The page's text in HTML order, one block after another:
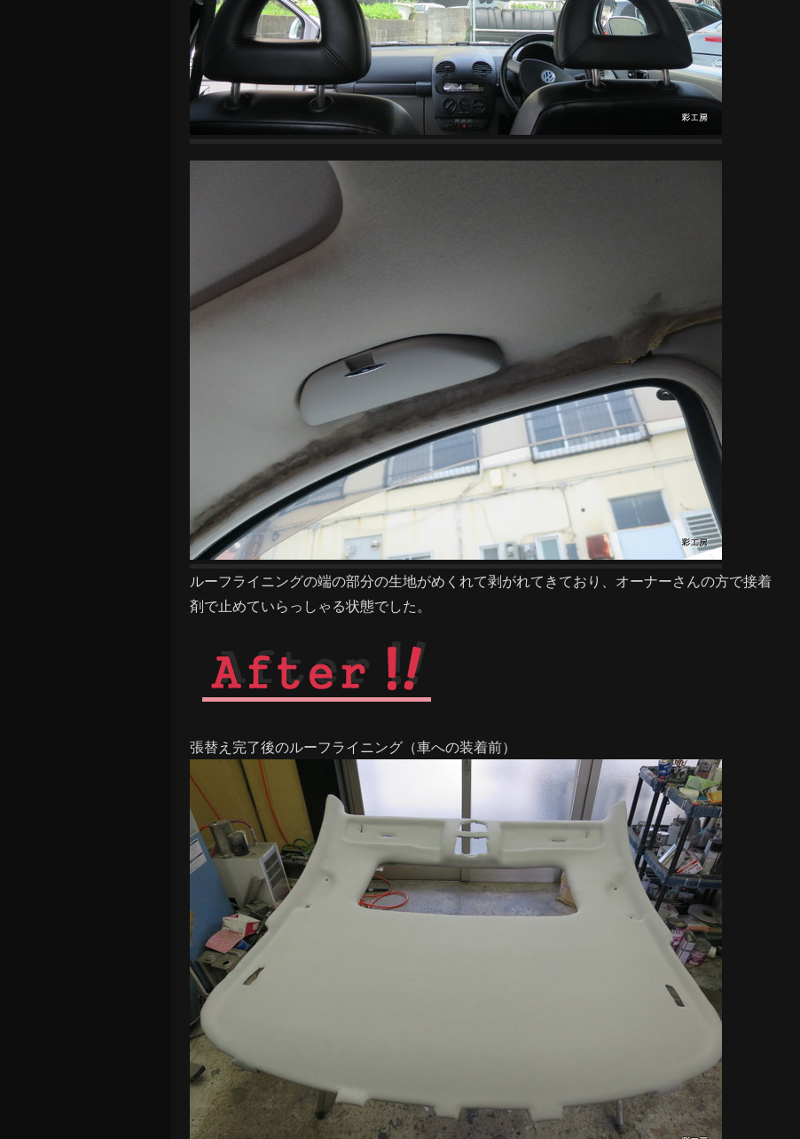
ルーフライニングの端の部分の生地がめくれて剥がれてきており、オーナーさんの方で接着
剤で止めていらっしゃる状態でした。
張替え完了後のルーフライニング（車への装着前）